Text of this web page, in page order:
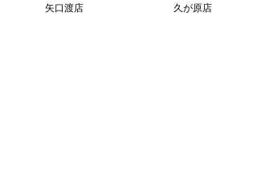
矢口渡店 久が原店